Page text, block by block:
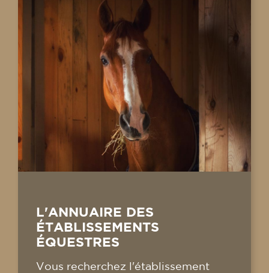
L'ANNUAIRE DES
ÉTABLISSEMENTS
ÉQUESTRES
Vous recherchez l'établissement